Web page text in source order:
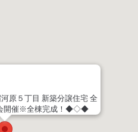
５丁目 新築分譲住宅 全
開催※全棟完成！◆◇◆